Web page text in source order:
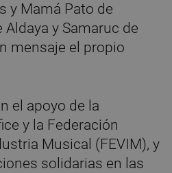
y Mamá Pato de
y Samaruc de
mensaje el propio
el apoyo de la
y la Federación
Musical (FEVIM), y
solidarias en las